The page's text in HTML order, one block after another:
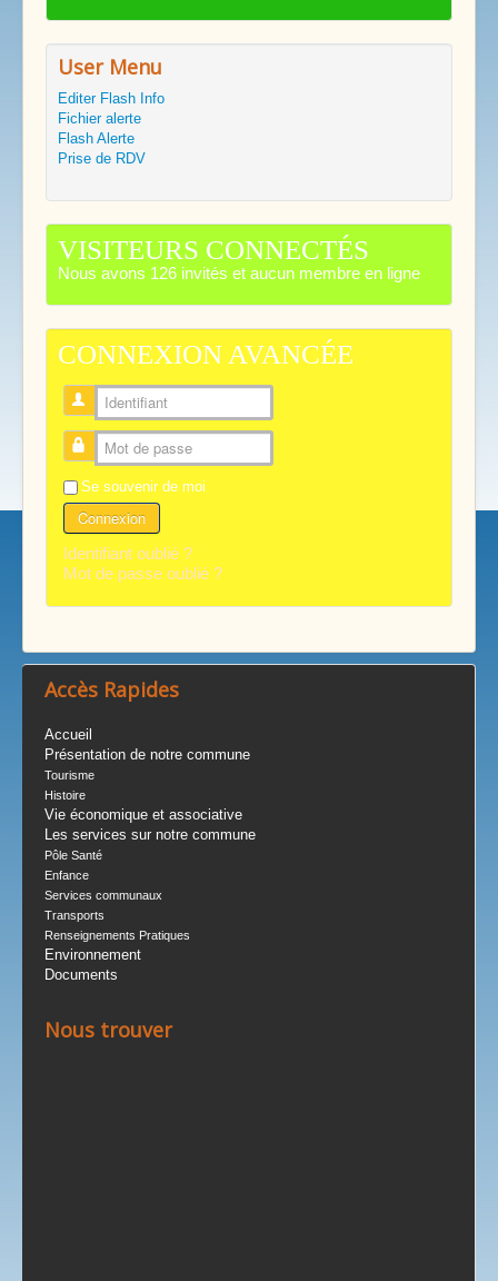
User Menu
Editer Flash Info
Fichier alerte
Flash Alerte
Prise de RDV
VISITEURS CONNECTÉS
Nous avons 126 invités et aucun membre en ligne
CONNEXION AVANCÉE
Identifiant
Mot de passe
Se souvenir de moi
Connexion
Identifiant oublié ?
Mot de passe oublié ?
Accès Rapides
Accueil
Présentation de notre commune
Tourisme
Histoire
Vie économique et associative
Les services sur notre commune
Pôle Santé
Enfance
Services communaux
Transports
Renseignements Pratiques
Environnement
Documents
Nous trouver